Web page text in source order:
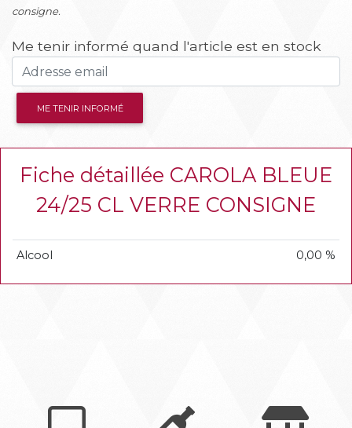
consigne.
Me tenir informé quand l'article est en stock
ME TENIR INFORMÉ
Fiche détaillée CAROLA BLEUE
24/25 CL VERRE CONSIGNE
Alcool 0,00 %